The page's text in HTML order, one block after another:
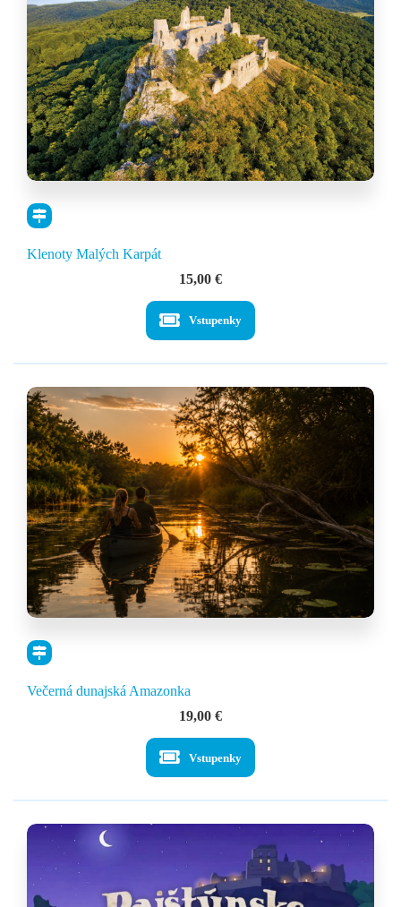
Klenoty Malých Karpát
15,00 €
Vstupenky
Večerná dunajská Amazonka
19,00 €
Vstupenky